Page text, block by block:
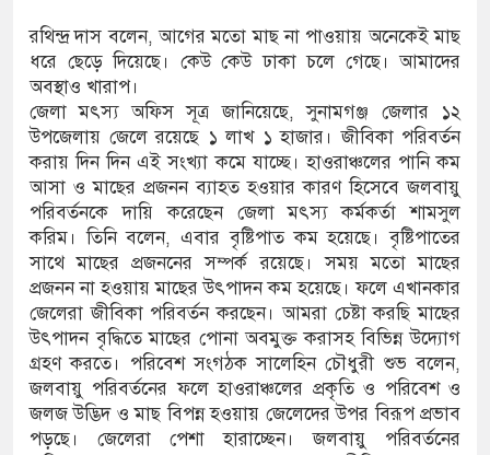
রথিন্দ্র দাস বলেন, আগের মতো মাছ না পাওয়ায় অনেকেই মাছ
ধরে ছেড়ে দিয়েছে। কেউ কেউ ঢাকা চলে গেছে। আমাদের
অবস্থাও খারাপ।
জেলা মৎস্য অফিস সূত্র জানিয়েছে, সুনামগঞ্জ জেলার ১২
উপজেলায় জেলে রয়েছে ১ লাখ ১ হাজার। জীবিকা পরিবর্তন
করায় দিন দিন এই সংখ্যা কমে যাচ্ছে। হাওরাঞ্চলের পানি কম
আসা ও মাছের প্রজনন ব্যাহত হওয়ার কারণ হিসেবে জলবায়ু
পরিবর্তনকে দায়ি করেছেন জেলা মৎস্য কর্মকর্তা শামসুল
করিম। তিনি বলেন, এবার বৃষ্টিপাত কম হয়েছে। বৃষ্টিপাতের
সাথে মাছের প্রজননের সম্পর্ক রয়েছে। সময় মতো মাছের
প্রজনন না হওয়ায় মাছের উৎপাদন কম হয়েছে। ফলে এখানকার
জেলেরা জীবিকা পরিবর্তন করছেন। আমরা চেষ্টা করছি মাছের
উৎপাদন বৃদ্ধিতে মাছের পোনা অবমুক্ত করাসহ বিভিন্ন উদ্যোগ
গ্রহণ করতে। পরিবেশ সংগঠক সালেহিন চৌধুরী শুভ বলেন,
জলবায়ু পরিবর্তনের ফলে হাওরাঞ্চলের প্রকৃতি ও পরিবেশ ও
জলজ উদ্ভিদ ও মাছ বিপন্ন হওয়ায় জেলেদের উপর বিরূপ প্রভাব
পড়ছে। জেলেরা পেশা হারাচ্ছেন। জলবায়ু পরিবর্তনের